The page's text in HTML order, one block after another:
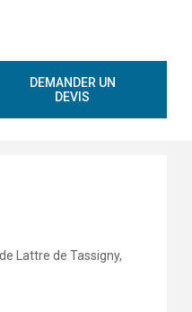
DEMANDER UN
DEVIS
Lattre de Tassigny,